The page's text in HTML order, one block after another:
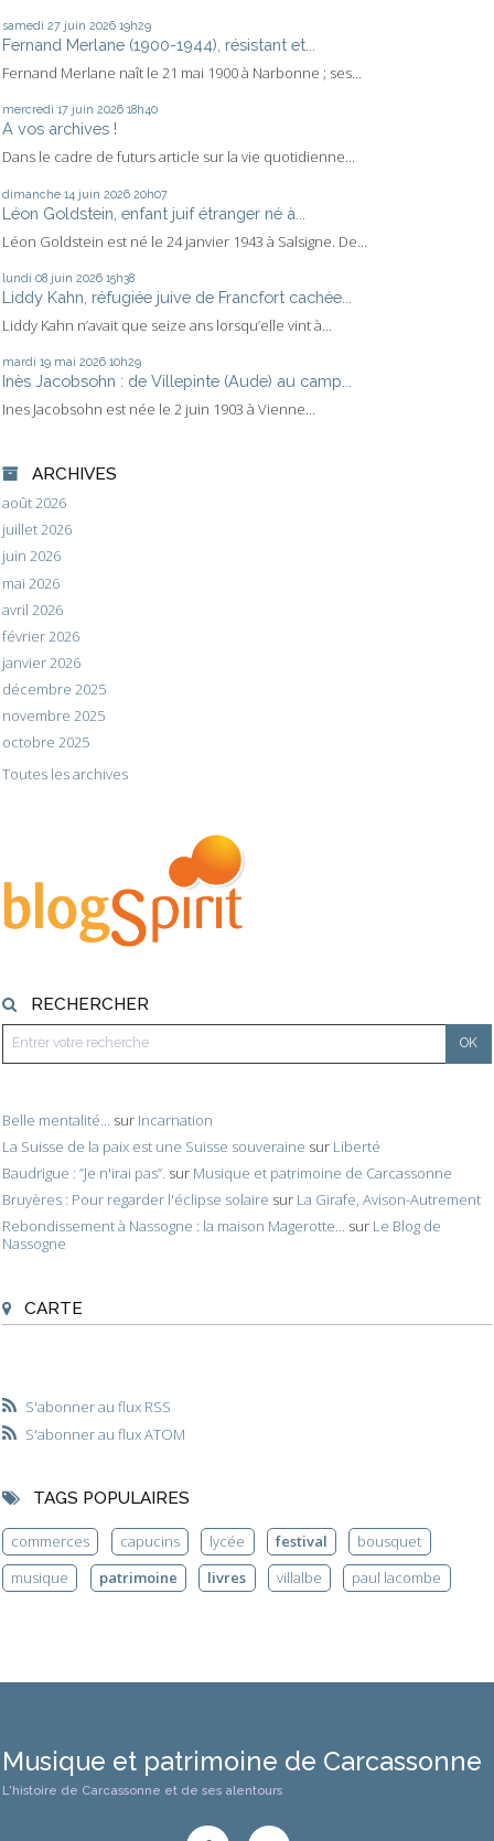
samedi 27 juin 2026 19h29
Fernand Merlane (1900-1944), résistant et...
Fernand Merlane naît le 21 mai 1900 à Narbonne ; ses...
mercredi 17 juin 2026 18h40
A vos archives !
Dans le cadre de futurs article sur la vie quotidienne...
dimanche 14 juin 2026 20h07
Léon Goldstein, enfant juif étranger né à...
Léon Goldstein est né le 24 janvier 1943 à Salsigne. De...
lundi 08 juin 2026 15h38
Liddy Kahn, réfugiée juive de Francfort cachée...
Liddy Kahn n’avait que seize ans lorsqu’elle vint à...
mardi 19 mai 2026 10h29
Inès Jacobsohn : de Villepinte (Aude) au camp...
Ines Jacobsohn est née le 2 juin 1903 à Vienne...
ARCHIVES
août 2026
juillet 2026
juin 2026
mai 2026
avril 2026
février 2026
janvier 2026
décembre 2025
novembre 2025
octobre 2025
Toutes les archives
RECHERCHER
Belle mentalité... sur Incarnation
La Suisse de la paix est une Suisse souveraine sur Liberté
Baudrigue : ”Je n'irai pas”. sur Musique et patrimoine de Carcassonne
Bruyères : Pour regarder l'éclipse solaire sur La Girafe, Avison-Autrement
Rebondissement à Nassogne : la maison Magerotte... sur Le Blog de
Nassogne
CARTE
S'abonner au flux RSS
S'abonner au flux ATOM
TAGS POPULAIRES
commerces capucins lycée festival
bousquet
musique
patrimoine livres villalbe paul lacombe
Musique et patrimoine de Carcassonne
L'histoire de Carcassonne et de ses alentours